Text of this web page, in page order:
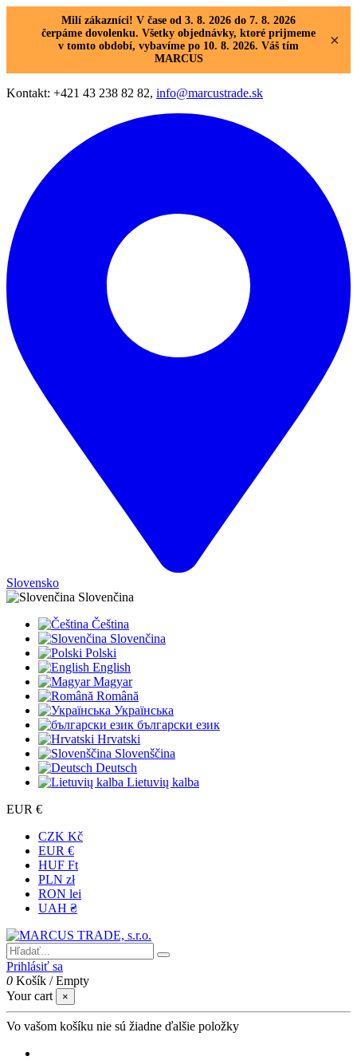
Milí zákazníci! V čase od 3. 8. 2026 do 7. 8. 2026
čerpáme dovolenku. Všetky objednávky, ktoré prijmeme
v tomto období, vybavíme po 10. 8. 2026. Váš tím
MARCUS
×
Kontakt: +421 43 238 82 82, info@marcustrade.sk
Slovensko
Slovenčina
Čeština
Slovenčina
Polski
English
Magyar
Română
Українська
български език
Hrvatski
Slovenščina
Deutsch
Lietuvių kalba
EUR €
CZK Kč
EUR €
HUF Ft
PLN zł
RON lei
UAH ₴
Prihlásiť sa
0 Košík /Empty
Your cart
×
Vo vašom košíku nie sú žiadne ďalšie položky